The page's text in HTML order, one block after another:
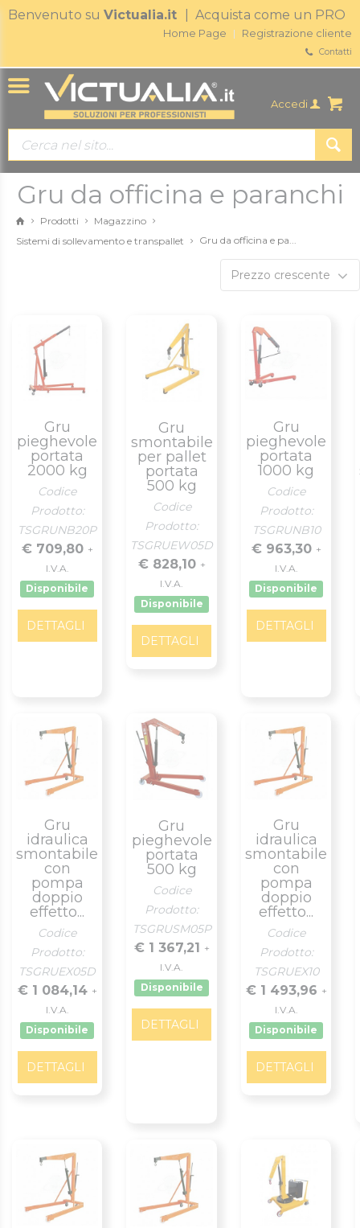
Benvenuto su Victualia.it | Acquista come un PRO
Home Page Registrazione cliente
Contatti
Accedi
Gru da officina e paranchi
Prodotti
Magazzino
Sistemi di sollevamento e transpallet
Gru da officina e pa...
Prezzo crescente
Gru
pieghevole
portata
2000 kg
Codice
Prodotto:
TSGRUNB20P
€ 709,80 +
I.V.A.
Disponibile
DETTAGLI
Gru
smontabile
per pallet
portata
500 kg
Codice
Prodotto:
TSGRUEW05D
€ 828,10 +
I.V.A.
Disponibile
DETTAGLI
Gru
pieghevole
portata
1000 kg
Codice
Prodotto:
TSGRUNB10
€ 963,30 +
I.V.A.
Disponibile
DETTAGLI
Gru
idraulica
smontabile
con
pompa
doppio
effetto...
Codice
Prodotto:
TSGRUEX05D
€ 1 084,14 +
I.V.A.
Disponibile
DETTAGLI
Gru
pieghevole
portata
500 kg
Codice
Prodotto:
TSGRUSM05P
€ 1 367,21
+
I.V.A.
Disponibile
DETTAGLI
Gru
idraulica
smontabile
con
pompa
doppio
effetto...
Codice
Prodotto:
TSGRUEX10
€ 1 493,96 +
I.V.A.
Disponibile
DETTAGLI